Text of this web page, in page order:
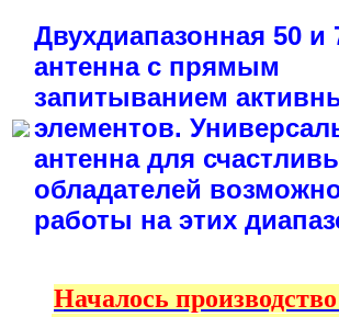
Двухдиапазонная 50 и
антенна с прямым
запитыванием
элементов.
антенна для
обладателей
работы на этих
Началось